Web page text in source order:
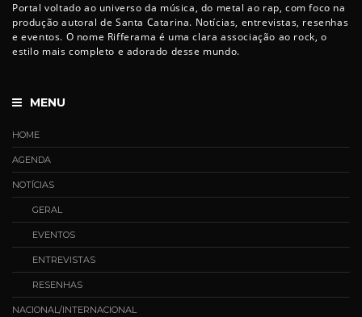
Portal voltado ao universo da música, do metal ao rap, com foco na
produção autoral de Santa Catarina. Notícias, entrevistas, resenhas
e eventos. O nome Rifferama é uma clara associação ao rock, o
estilo mais completo e adorado desse mundo.
MENU
HOME
AGENDA
NOTÍCIAS
GERAL
EVENTOS
ENTREVISTAS
RESENHAS
NACIONAL/INTERNACIONAL